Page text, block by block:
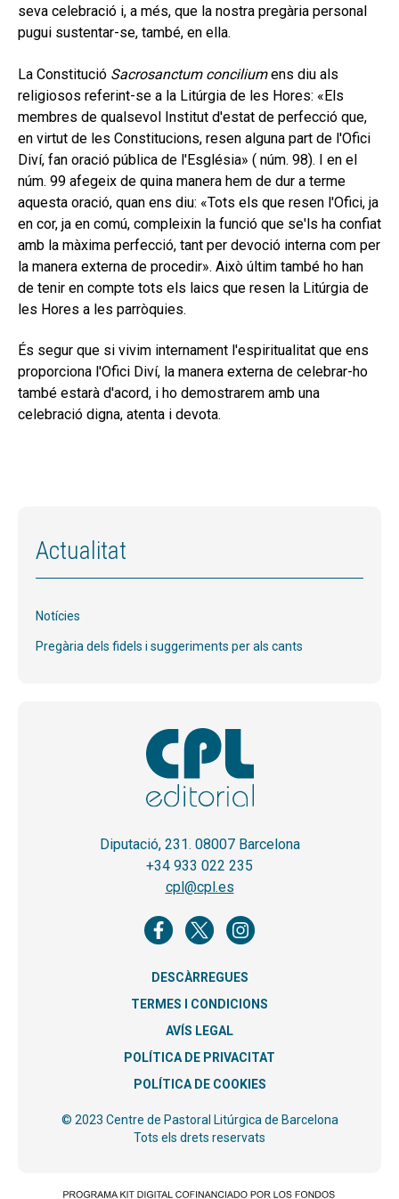
seva celebració i, a més, que la nostra pregària personal
pugui sustentar-se, també, en ella.
La Constitució Sacrosanctum conciliumens diu als
religiosos referint-se a la Litúrgia de les Hores: «Els
membres de qualsevol Institut d'estat de perfecció que,
en virtut de les Constitucions, resen alguna part de l'Ofici
Diví, fan oració pública de l'Església» ( núm. 98). I en el
núm. 99 afegeix de quina manera hem de dur a terme
aquesta oració, quan ens diu: «Tots els que resen l'Ofici, ja
en cor, ja en comú, compleixin la funció que se'ls ha confiat
amb la màxima perfecció, tant per devoció interna com per
la manera externa de procedir». Això últim també ho han
de tenir en compte tots els laics que resen la Litúrgia de
les Hores a les parròquies.
És segur que si vivim internament l'espiritualitat que ens
proporciona l'Ofici Diví, la manera externa de celebrar-ho
també estarà d'acord, i ho demostrarem amb una
celebració digna, atenta i devota.
Actualitat
Notícies
Pregària dels fidels i suggeriments per als cants
Diputació, 231. 08007 Barcelona
+34 933 022 235
cpl@cpl.es
DESCÀRREGUES
TERMES I CONDICIONS
AVÍS LEGAL
POLÍTICA DE PRIVACITAT
POLÍTICA DE COOKIES
© 2023 Centre de Pastoral Litúrgica de Barcelona
Tots els drets reservats